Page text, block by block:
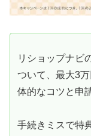
リショップナビ
ついて、最大3
体的なコツと申
手続きミスで特